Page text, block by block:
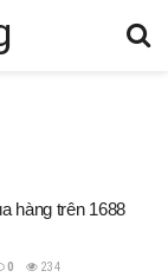
hàng trên 1688
0 234